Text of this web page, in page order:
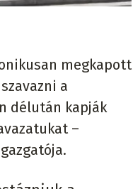
megkapott
a
délután kapják
–